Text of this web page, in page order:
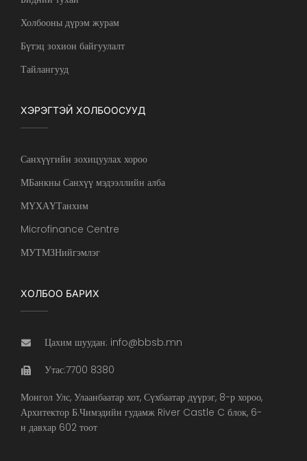
Холбооны дүрэм журам
Бүтэц зохион байгуулалт
Тайлангууд
ХЭРЭГТЭЙ ХОЛБООСУУД
Санхүүгийн зохицуулах хороо
МБанкны Санхүү мэдээллийн алба
МҮХАҮТанхим
Microfinance Centre
МУТМЗНийгэмлэг
ХОЛБОО БАРИХ
Цахим шуудан: info@bbsb.mn
Утас:7700 8380
Монгол Улс, Улаанбаатар хот, Сүхбаатар дүүрэг, 8-р хороо,
Архитектор Б.Чимэдийн гудамж River Castle C блок, 6-
н давхар 602 тоот